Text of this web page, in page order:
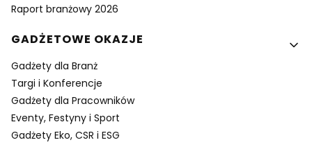
Raport branżowy 2026
GADŻETOWE OKAZJE
Gadżety dla Branż
Targi i Konferencje
Gadżety dla Pracowników
Eventy, Festyny i Sport
Gadżety Eko, CSR i ESG